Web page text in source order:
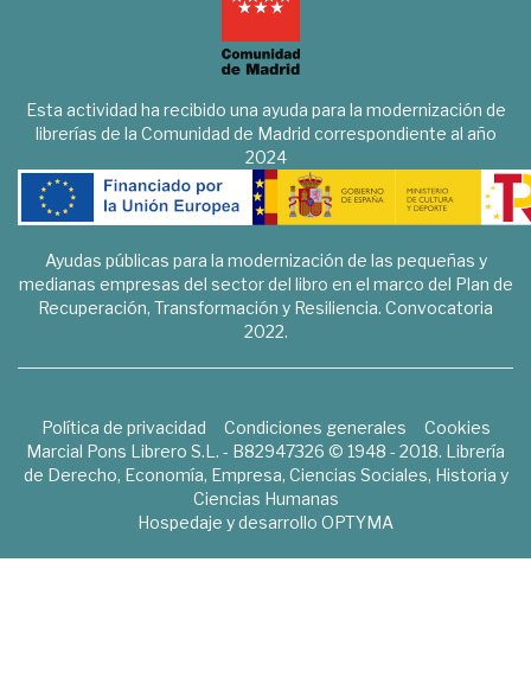
Esta actividad ha recibido una ayuda para la modernización de
librerías de la Comunidad de Madrid correspondiente al año
2024
Ayudas públicas para la modernización de las pequeñas y
medianas empresas del sector del libro en el marco del Plan de
Recuperación, Transformación y Resiliencia. Convocatoria
2022.
Política de privacidad Condiciones generales
Cookies
Marcial Pons Librero S.L. - B82947326 © 1948 - 2018. Librería
de Derecho, Economía, Empresa, Ciencias Sociales, Historia y
Ciencias Humanas
Hospedaje y desarrollo OPTYMA